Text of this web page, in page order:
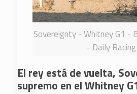
Sovereignty - Whitney G1 -
- Daily
El rey está de vuelta,
supremo en el Whitney